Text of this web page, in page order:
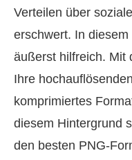
Verteilen über
erschwert. In diesem
äußerst hilfreich. Mit
Ihre
komprimiertes
diesem Hintergrund
den besten